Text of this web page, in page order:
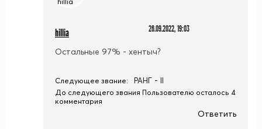
hillia 26.09.2022, 19:03
Остальные 97% - хентыч?
Следующее звание: РАНГ - II
До следующего звания Пользователю осталось 4
комментария
Ответить